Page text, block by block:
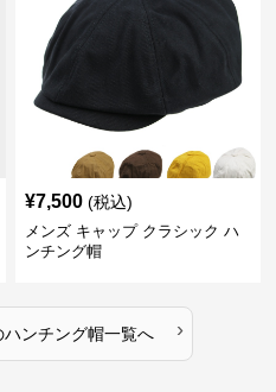
¥7,500 (税込)
メンズ キャップ クラシック ハ
ンチング帽
ハンチング帽一覧へ ›